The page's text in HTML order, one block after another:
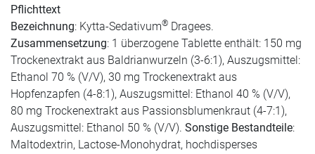
Pflichttext
Bezeichnung: Kytta-Sedativum® Dragees.
Zusammensetzung: 1 überzogene Tablette enthält: 150 mg
Trockenextrakt aus Baldrianwurzeln (3-6:1), Auszugsmittel:
Ethanol 70 % (V/V), 30 mg Trockenextrakt aus
Hopfenzapfen (4-8:1), Auszugsmittel: Ethanol 40 % (V/V),
80 mg Trockenextrakt aus Passionsblumenkraut (4-7:1),
Auszugsmittel: Ethanol 50 % (V/V). Sonstige Bestandteile:
Maltodextrin, Lactose-Monohydrat, hochdisperses